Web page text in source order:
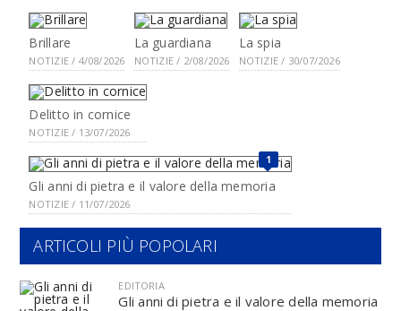
Brillare
NOTIZIE / 4/08/2026
La guardiana
NOTIZIE / 2/08/2026
La spia
NOTIZIE / 30/07/2026
Delitto in cornice
NOTIZIE / 13/07/2026
1
Gli anni di pietra e il valore della memoria
NOTIZIE / 11/07/2026
ARTICOLI PIÙ POPOLARI
EDITORIA
Gli anni di pietra e il valore della memoria